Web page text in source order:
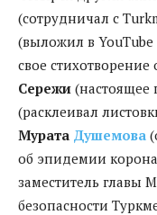
(сотрудничал с
(выложил в
свое
Сережи (настоящее
(расклеивал
Мурата Душемова
об эпидемии
заместитель главы
безопасности